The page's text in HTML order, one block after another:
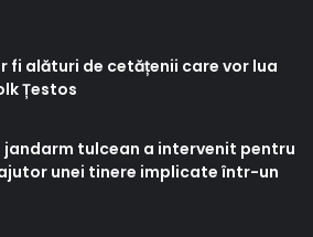
fi alături de cetățenii care vor lua
Țestos
jandarm tulcean a intervenit pentru
unei tinere implicate într-un